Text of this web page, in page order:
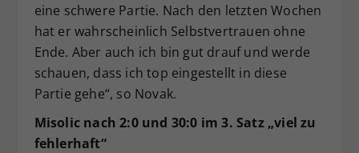
eine schwere Partie. Nach den letzten Wochen
hat er wahrscheinlich Selbstvertrauen ohne
Ende. Aber auch ich bin gut drauf und werde
schauen, dass ich top eingestellt in diese
Partie gehe“, so Novak.
Misolic nach 2:0 und 30:0 im 3. Satz „viel zu
fehlerhaft“